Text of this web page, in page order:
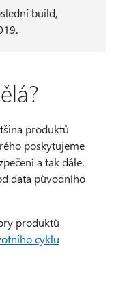
build,
produktů
poskytujeme
a tak dále.
data původního
produktů
cyklu